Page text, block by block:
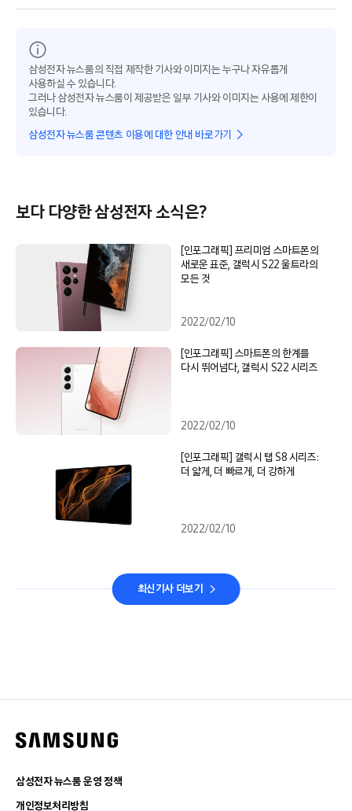
삼성전자 뉴스룸의 직접 제작한 기사와 이미지는 누구나 자유롭게
사용하실 수 있습니다.
그러나 삼성전자 뉴스룸이 제공받은 일부 기사와 이미지는 사용에 제한이
있습니다.
삼성전자 뉴스룸 콘텐츠 이용에 대한 안내 바로가기
보다 다양한 삼성전자 소식은?
[인포그래픽] 프리미엄 스마트폰의
새로운 표준, 갤럭시 S22 울트라의
모든 것
2022/02/10
[인포그래픽] 스마트폰의 한계를
다시 뛰어넘다, 갤럭시 S22 시리즈
2022/02/10
[인포그래픽] 갤럭시 탭 S8 시리즈:
더 얇게, 더 빠르게, 더 강하게
2022/02/10
최신기사 더보기
삼성전자 뉴스룸 운영 정책
개인정보처리방침